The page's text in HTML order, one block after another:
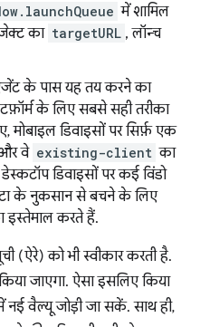
में शामिल
का targetURL , लॉन्च
के पास यह तय करने का
के लिए सबसे सही तरीका
मोबाइल डिवाइसों पर सिर्फ़ एक
वे existing-client का
डिवाइसों पर कई विंडो
के नुकसान से बचने के लिए
इस्तेमाल करते हैं.
(ऐरे) को भी स्वीकार करती है.
जाएगा. ऐसा इसलिए किया
नई वैल्यू जोड़ी जा सकें. साथ ही,